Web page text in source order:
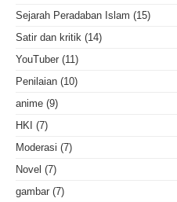
Sejarah Peradaban Islam (15)
Satir dan kritik (14)
YouTuber (11)
Penilaian (10)
anime (9)
HKI (7)
Moderasi (7)
Novel (7)
gambar (7)